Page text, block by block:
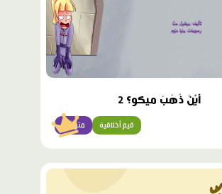
أَيْنَ ذَهَبَ ميكو؟ 2
متوسّط قيم أخلاقية